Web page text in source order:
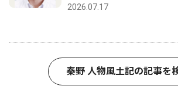
2026.07.17
秦野 人物風土記の記事を